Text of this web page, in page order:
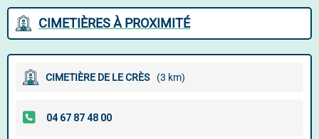
CIMETIÈRES À PROXIMITÉ
CIMETIÈRE DE LE CRÈS (3 km)